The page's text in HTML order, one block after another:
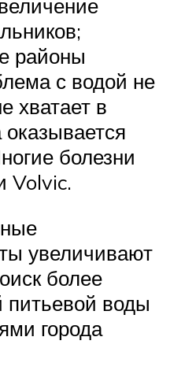
районы
с водой не
хватает в
болезни
Volvic.
увеличивают
более
питьевой воды
города